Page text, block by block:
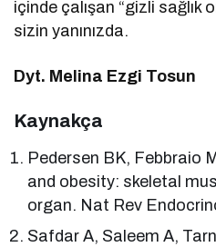
içinde çalışan “gizli sağlık
sizin yanınızda.
Dyt. Melina Ezgi Tosun
Kaynakça
Pedersen BK, Febbraio
and obesity: skeletal
organ. Nat Rev
Safdar A, Saleem A,